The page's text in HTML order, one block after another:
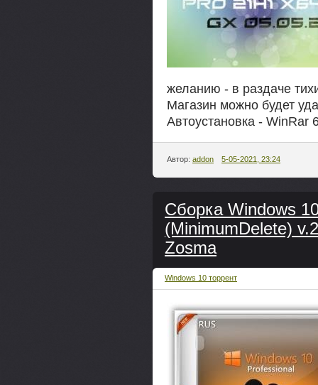
желанию - в раздаче
Магазин можно будет
Автоустановка - WinRar
Автор: addon 5-05-2021, 23:24
Сборка Windows
(MinimumDelete)
Zosma
Windows 10 торрент